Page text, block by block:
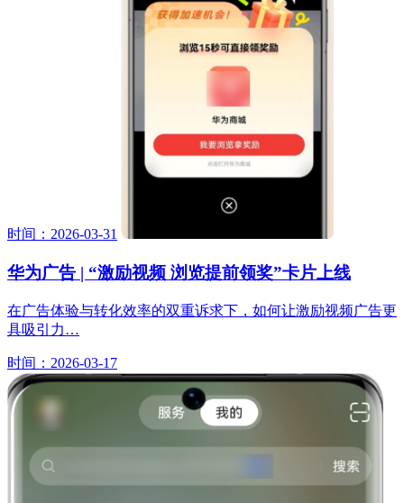
时间：2026-03-31
华为广告 | “激励视频 浏览提前领奖”卡片上线
在广告体验与转化效率的双重诉求下，如何让激励视频广告更
具吸引力…
时间：2026-03-17